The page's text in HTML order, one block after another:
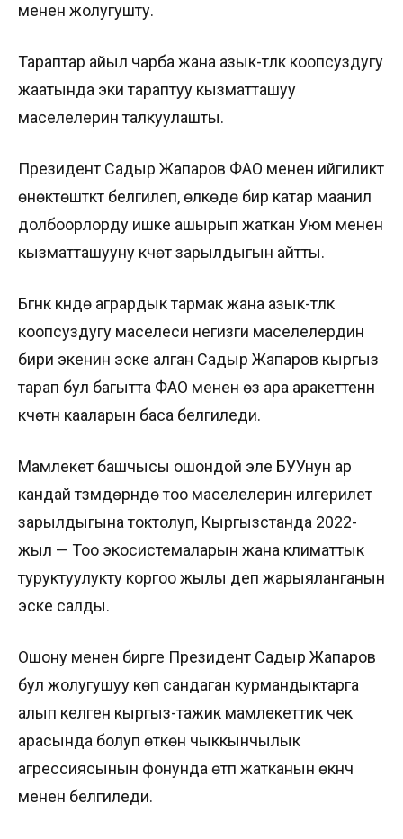
менен жолугушту.
Тараптар айыл чарба жана азык-түлүк коопсуздугу
жаатында эки тараптуу кызматташуу
маселелерин талкуулашты.
Президент Садыр Жапаров ФАО менен ийгиликтүү
өнөктөштүктү белгилеп, өлкөдө бир катар маанилүү
долбоорлорду ишке ашырып жаткан Уюм менен
кызматташууну күчөтүү зарылдыгын айтты.
Бүгүнкү күндө агрардык тармак жана азык-түлүк
коопсуздугу маселеси негизги маселелердин
бири экенин эске алган Садыр Жапаров кыргыз
тарап бул багытта ФАО менен өз ара аракеттенүүнү
күчөтүүнү кааларын баса белгиледи.
Мамлекет башчысы ошондой эле БУУнун ар
кандай түзүмдөрүндө тоо маселелерин илгерилетүү
зарылдыгына токтолуп, Кыргызстанда 2022-
жыл — Тоо экосистемаларын жана климаттык
туруктуулукту коргоо жылы деп жарыяланганын
эске салды.
Ошону менен бирге Президент Садыр Жапаров
бул жолугушуу көп сандаган курмандыктарга
алып келген кыргыз-тажик мамлекеттик чек
арасында болуп өткөн чыккынчылык
агрессиясынын фонунда өтүп жатканын өкүнүч
менен белгиледи.